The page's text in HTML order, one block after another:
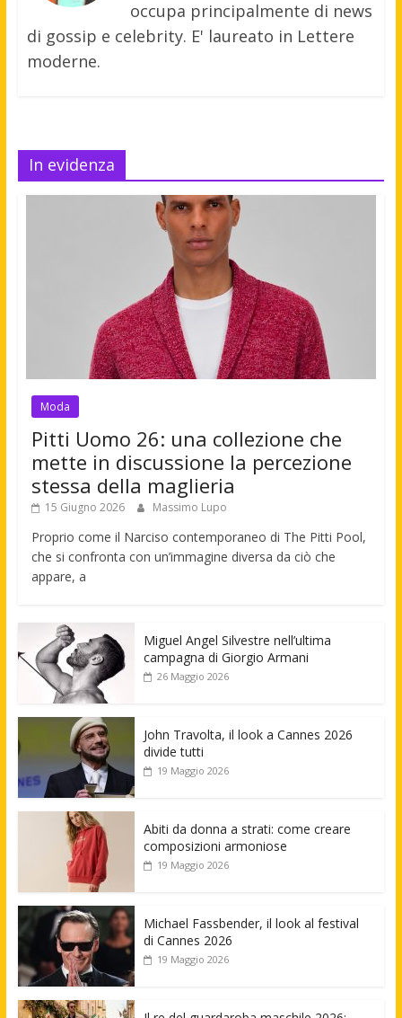
occupa principalmente di news
di gossip e celebrity. E' laureato in Lettere
moderne.
In evidenza
Moda
Pitti Uomo 26: una collezione che
mette in discussione la percezione
stessa della maglieria
15 Giugno 2026 Massimo Lupo
Proprio come il Narciso contemporaneo di The Pitti Pool,
che si confronta con un’immagine diversa da ciò che
appare, a
Miguel Angel Silvestre nell’ultima
campagna di Giorgio Armani
26 Maggio 2026
John Travolta, il look a Cannes 2026
divide tutti
19 Maggio 2026
Abiti da donna a strati: come creare
composizioni armoniose
19 Maggio 2026
Michael Fassbender, il look al festival
di Cannes 2026
19 Maggio 2026